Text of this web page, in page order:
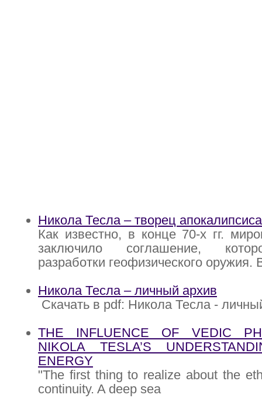
Никола Тесла – творец апокалипсиса
Как известно, в конце 70-х гг.
заключило соглашение,
разработки геофизического оружия.
Никола Тесла – личный архив
Скачать в pdf: Никола Тесла -
THE INFLUENCE OF VEDIC
NIKOLA TESLA’S
ENERGY
"The first thing to realize about the
continuity. A deep sea